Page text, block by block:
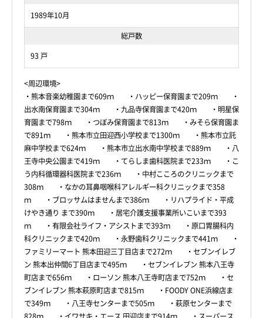
1989年10月
総戸数
93 戸
<周辺環境>
・熊本音楽幼稚園まで609ｍ ・ハッピー保育園まで209ｍ ・
出水南保育園まで304ｍ ・九品寺保育園まで420ｍ ・明星保
育園まで798ｍ ・つぼみ保育園まで813ｍ ・みそら保育園ま
で891ｍ ・熊本市立田迎西小学校まで1300ｍ ・熊本市立託
麻中学校まで624ｍ ・熊本市立出水南中学校まで889ｍ ・八
王寺中央公園まで419ｍ ・てらしま歯科医院まで233ｍ ・こ
う内科循環器科医院まで236ｍ ・中村こころのクリニックまで
308ｍ ・なかの耳鼻咽喉科アレルギー科クリニックまで358
ｍ ・ブロッサムはませんまで386ｍ ・リハプライド・平成
けやき通り まで390ｍ ・居宅介護支援事業所いこいまで393
ｍ ・有限会社ライフ・アシストまで393ｍ ・原口胃腸科内
科クリニックまで420ｍ ・永野歯科クリニックまで441ｍ ・
ファミリーマート 熊本田迎三丁目店まで272ｍ ・セブンイレブ
ン 熊本出仲間6丁目店まで495ｍ ・セブンイレブン 熊本八王寺
町店まで656ｍ ・ローソン 熊本八王寺町店まで752ｍ ・セ
ブンイレブン 熊本萩原町店まで815ｍ ・FOODY ONE浜線店ま
で349ｍ ・八王寺センターまで505ｍ ・萩原センターまで
828ｍ ・イワサキ・エース 田迎店まで914ｍ ・スーパース